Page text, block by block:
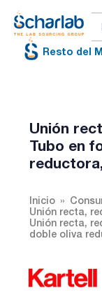
Resto del
Unión
Tubo en
Inicio
Unión recta,
Unión recta,
doble oliva